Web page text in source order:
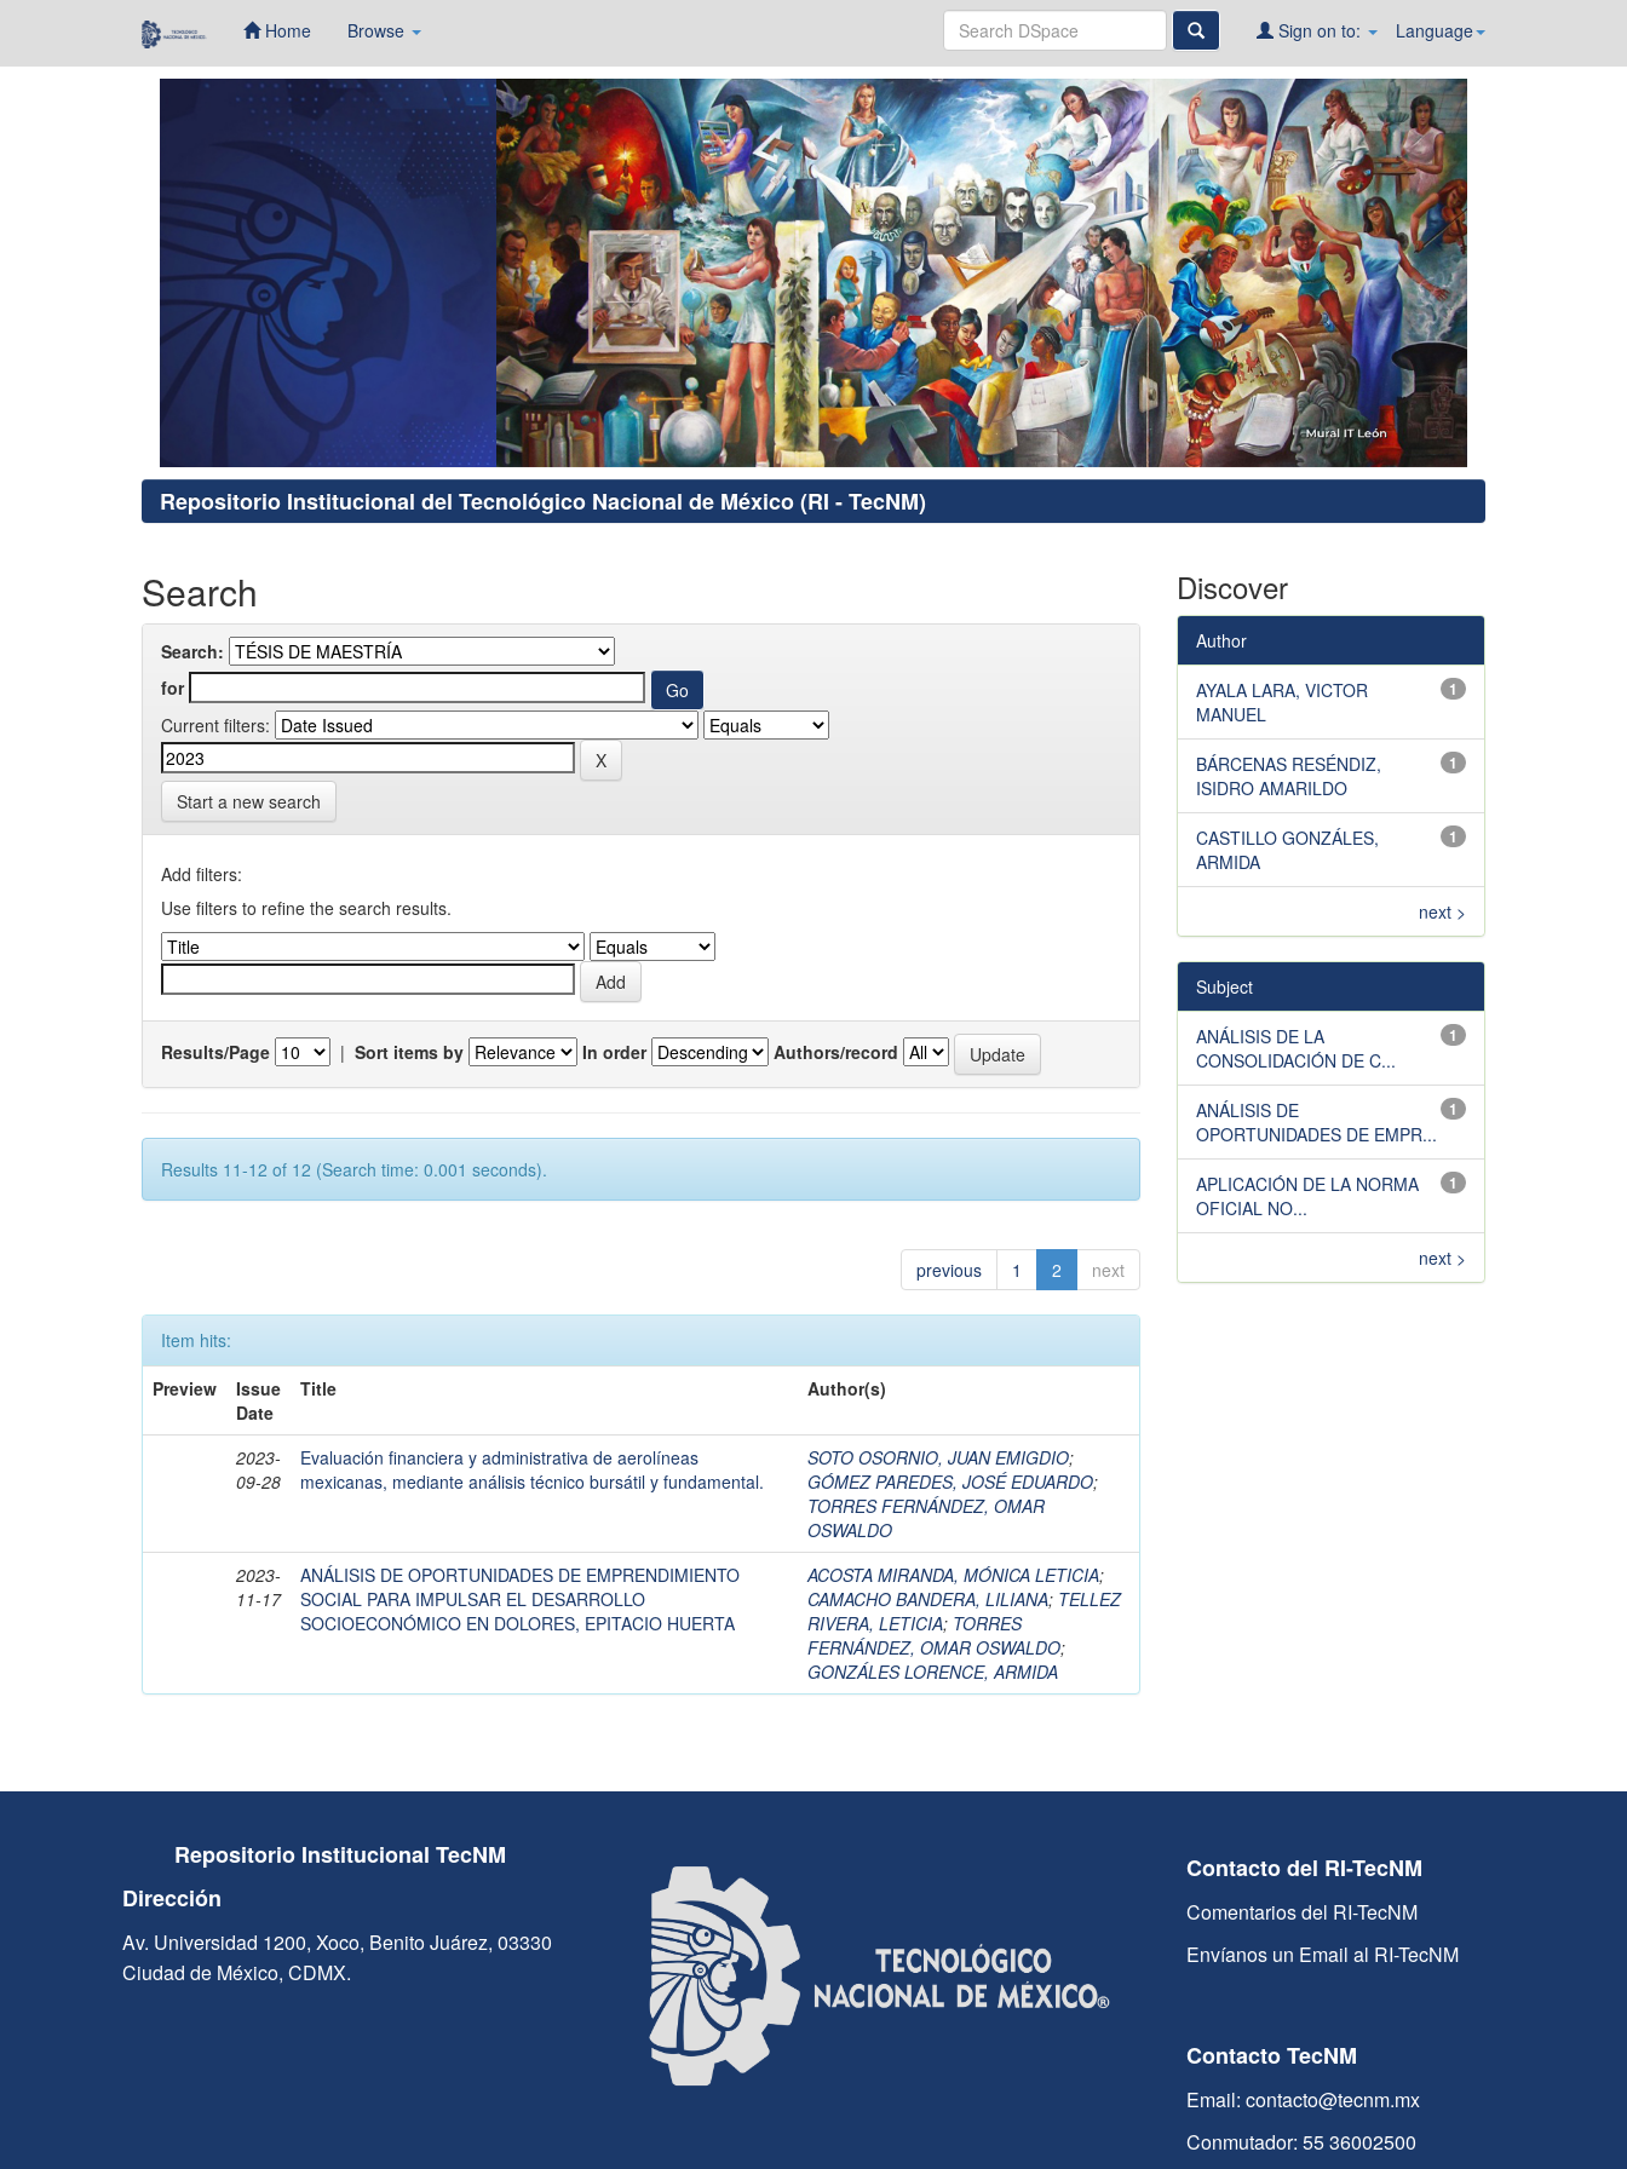
Home Browse Language
Sign on to:
Repositorio Institucional del Tecnológico Nacional de México (RI - TecNM)
Search
Search:
for
Current filters:
Start a new search
Add filters:
Use filters to refine the search results.
Results/Page | Sort items by In order Authors/record
Results 11-12 of 12 (Search time: 0.001 seconds).
previous 1 2 next
Item hits:
Preview
Issue
Date
Title Author(s)
2023-
09-28
Evaluación financiera y administrativa de aerolíneas
mexicanas, mediante análisis técnico bursátil y fundamental.
SOTO OSORNIO, JUAN EMIGDIO;
GÓMEZ PAREDES, JOSÉ EDUARDO;
TORRES FERNÁNDEZ, OMAR
OSWALDO
2023-
11-17
ANÁLISIS DE OPORTUNIDADES DE EMPRENDIMIENTO
SOCIAL PARA IMPULSAR EL DESARROLLO
SOCIOECONÓMICO EN DOLORES, EPITACIO HUERTA
ACOSTA MIRANDA, MÓNICA LETICIA;
CAMACHO BANDERA, LILIANA; TELLEZ
RIVERA, LETICIA; TORRES
FERNÁNDEZ, OMAR OSWALDO;
GONZÁLES LORENCE, ARMIDA
Discover
Author
1
AYALA LARA, VICTOR
MANUEL
1
BÁRCENAS RESÉNDIZ,
ISIDRO AMARILDO
1
CASTILLO GONZÁLES,
ARMIDA
next >
Subject
1
ANÁLISIS DE LA
CONSOLIDACIÓN DE C...
1
ANÁLISIS DE
OPORTUNIDADES DE EMPR...
1
APLICACIÓN DE LA NORMA
OFICIAL NO...
next >
Repositorio Institucional TecNM
Dirección
Av. Universidad 1200, Xoco, Benito Juárez, 03330
Ciudad de México, CDMX.
Contacto del RI-TecNM
Comentarios del RI-TecNM
Envíanos un Email al RI-TecNM
Contacto TecNM
Email: contacto@tecnm.mx
Conmutador: 55 36002500